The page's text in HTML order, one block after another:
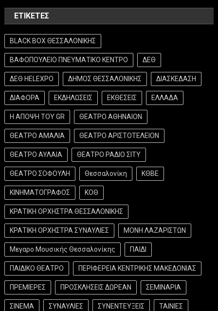
ΕΤΙΚΈΤΕΣ
BLACK BOX ΘΕΣΣΑΛΟΝΙΚΗΣ
ΒΑΦΟΠΟΥΛΕΙΟ ΠΝΕΥΜΑΤΙΚΟ ΚΕΝΤΡΟ ΔΕΘ
ΔΕΘ HELEXPO ΔΗΜΟΣ ΘΕΣΣΑΛΟΝΙΚΗΣ ΔΙΑΣΚΕΔΑΣΗ
ΔΙΑΦΟΡΑ ΕΚΔΗΛΩΣΕΙΣ ΕΚΘΕΣΕΙΣ ΕΛΛΑΔΑ
Η ΑΠΟΨΗ ΤΟΥ GR ΘΕΑΤΡΟ ΑΘΗΝΑΙΟΝ
ΘΕΑΤΡΟ ΑΜΑΛΙΑ ΘΕΑΤΡΟ ΑΡΙΣΤΟΤΕΛΕΙΟΝ
ΘΕΑΤΡΟ ΑΥΛΑΙΑ ΘΕΑΤΡΟ ΡΑΔΙΟ ΣΙΤΥ
ΘΕΑΤΡΟ ΣΟΦΟΥΛΗ Θεσσαλονίκη ΚΘΒΕ
ΚΙΝΗΜΑΤΟΓΡΑΦΟΣ ΚΟΘ
ΚΡΑΤΙΚΗ ΟΡΧΗΣΤΡΑ ΘΕΣΣΑΛΟΝΙΚΗΣ
ΚΡΑΤΙΚΗ ΟΡΧΗΣΤΡΑ ΣΥΝΑΥΛΙΕΣ ΜΟΝΗ ΛΑΖΑΡΙΣΤΩΝ
Μεγαρο Μουσικής Θεσσαλονίκης ΠΑΙΔΙ
ΠΑΙΔΙΚΟ ΘΕΑΤΡΟ ΠΕΡΙΦΕΡΕΙΑ ΚΕΝΤΡΙΚΗΣ ΜΑΚΕΔΟΝΙΑΣ
ΠΡΕΜΙΕΡΕΣ ΠΡΟΣΚΛΗΣΕΙΣ ΔΩΡΕΑΝ ΣΕΜΙΝΑΡΙΑ
ΣΙΝΕΜΑ ΣΥΝΑΥΛΙΕΣ ΣΥΝΕΝΤΕΥΞΕΙΣ ΤΑΙΝΙΕΣ